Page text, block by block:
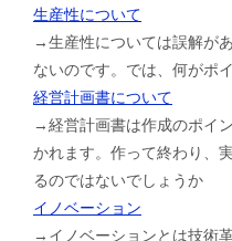
生産性について
→生産性については誤解が
ないのです。では、何がポ
経営計画書について
→経営計画書は作成のポイ
かれます。作って終わり、
るのではないでしょうか
イノベーション
→イノベーションとは技術